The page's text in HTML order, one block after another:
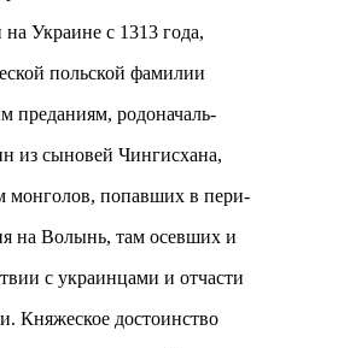
Украине с 1313 года,
польской фамилии
преданиям, родоначаль-
из сыновей Чингисхана,
монголов, попавших в пери-
на Волынь, там осевших и
с украинцами и отчасти
Княжеское достоинство